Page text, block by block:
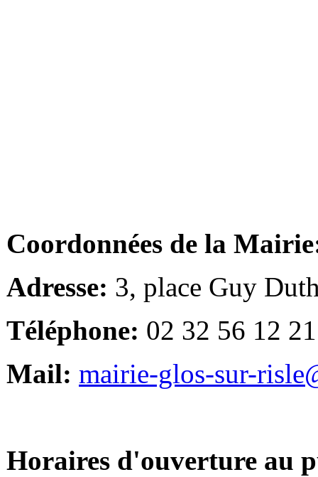
Coordonnées de la
Adresse: 3, place Guy
Téléphone: 02 32 56 12 21
Mail: mairie-glos-sur-
Horaires d'ouverture au